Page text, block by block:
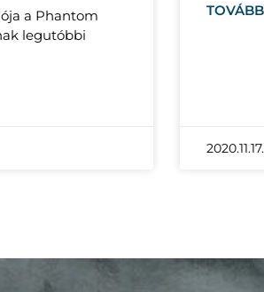
a Phantom
legutóbbi
2020.11.17.